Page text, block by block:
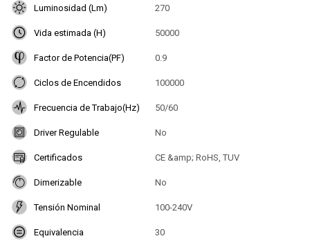
Luminosidad (Lm) 270
Vida estimada (H) 50000
Factor de Potencia(PF) 0.9
Ciclos de Encendidos 100000
Frecuencia de Trabajo(Hz) 50/60
Driver Regulable No
Certificados CE &amp; RoHS, TUV
Dimerizable No
Tensión Nominal 100-240V
Equivalencia 30